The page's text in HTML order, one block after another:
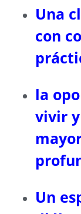
Una
con
la
vivir
Un